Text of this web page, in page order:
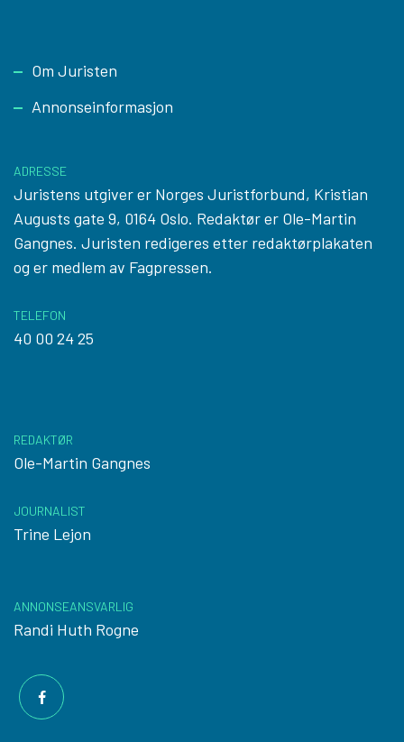
Footer
Om Juristen
Annonseinformasjon
ADRESSE
Juristens utgiver er Norges Juristforbund, Kristian
Augusts gate 9, 0164 Oslo. Redaktør er Ole-Martin
Gangnes. Juristen redigeres etter redaktørplakaten
og er medlem av Fagpressen.
TELEFON
40 00 24 25
REDAKTØR
Ole-Martin Gangnes
JOURNALIST
Trine Lejon
ANNONSEANSVARLIG
Randi Huth Rogne